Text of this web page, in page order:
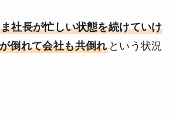
社長が忙しい状態を続けていけ
倒れて会社も共倒れという状況